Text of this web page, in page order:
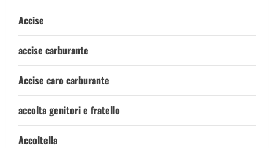
Accise
accise carburante
Accise caro carburante
accolta genitori e fratello
Accoltella